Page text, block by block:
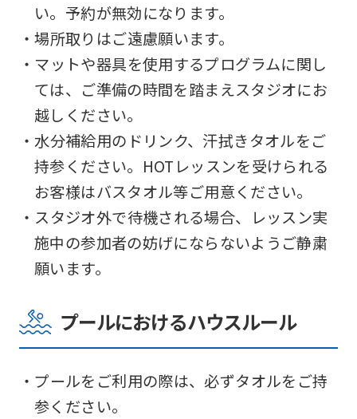
い。予約が無効になります。
・場所取りはご遠慮願います。
・マットや器具を使用するプログラムに関し
ては、ご準備の時間を踏まえスタジオにお
越しください。
・水分補給用のドリンク、汗拭きタオルをご
持参ください。HOTレッスンを受けられる
お客様はバスタオル等ご用意ください。
・スタジオ外で待機される場合、レッスン実
施中の参加者の妨げにならないようご静粛
願います。
プールにおけるハウスルール
・プールをご利用の際は、必ずタオルをご持
参ください。